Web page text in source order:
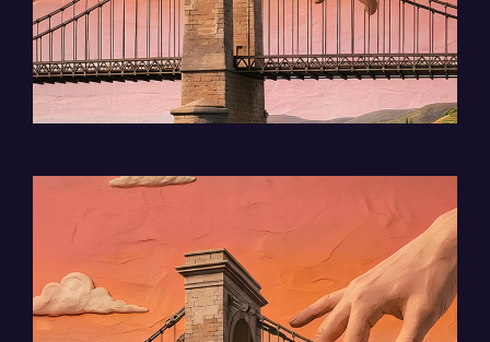
Quand les instruments jettent des
passerelles : de Bach à Steve Reich,
de Bogotá à Tournon